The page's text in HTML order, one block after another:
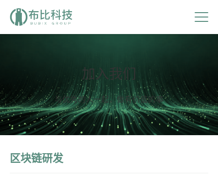
加入我们
与优秀的人一起，做有价值的事
区块链研发